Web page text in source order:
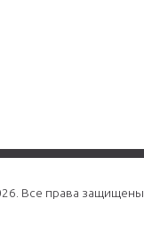
Все права защищены.